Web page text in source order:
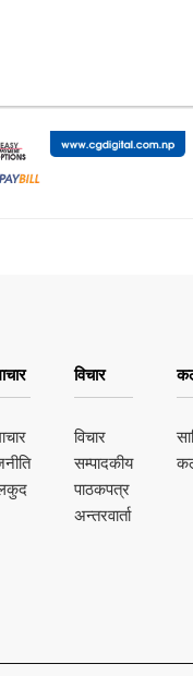
विचार
विचार
सम्पादकीय
पाठकपत्र
अन्तरवार्ता